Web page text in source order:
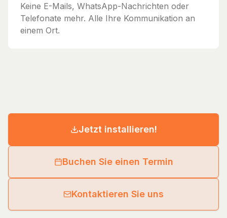
Keine E-Mails, WhatsApp-Nachrichten oder
Telefonate mehr. Alle Ihre Kommunikation an
einem Ort.
Jetzt installieren!
Buchen Sie einen Termin
Kontaktieren Sie uns